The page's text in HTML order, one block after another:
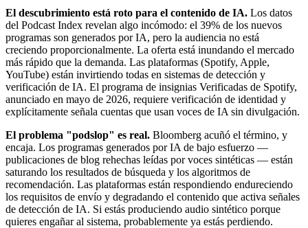
El descubrimiento está roto para el contenido de IA. Los datos
del Podcast Index revelan algo incómodo: el 39% de los nuevos
programas son generados por IA, pero la audiencia no está
creciendo proporcionalmente. La oferta está inundando el mercado
más rápido que la demanda. Las plataformas (Spotify, Apple,
YouTube) están invirtiendo todas en sistemas de detección y
verificación de IA. El programa de insignias Verificadas de Spotify,
anunciado en mayo de 2026, requiere verificación de identidad y
explícitamente señala cuentas que usan voces de IA sin divulgación.
El problema "podslop" es real. Bloomberg acuñó el término, y
encaja. Los programas generados por IA de bajo esfuerzo —
publicaciones de blog rehechas leídas por voces sintéticas — están
saturando los resultados de búsqueda y los algoritmos de
recomendación. Las plataformas están respondiendo endureciendo
los requisitos de envío y degradando el contenido que activa señales
de detección de IA. Si estás produciendo audio sintético porque
quieres engañar al sistema, probablemente ya estás perdiendo.